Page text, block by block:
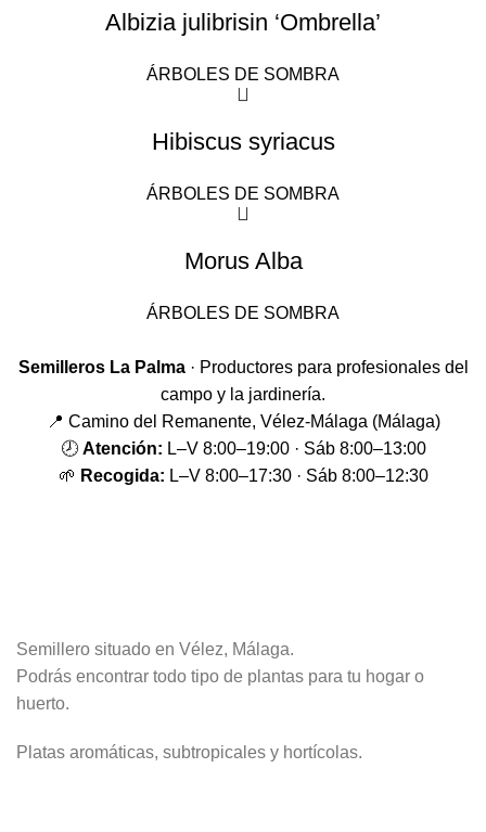
Albizia julibrisin ‘Ombrella’
ÁRBOLES DE SOMBRA
Hibiscus syriacus
ÁRBOLES DE SOMBRA
Morus Alba
ÁRBOLES DE SOMBRA
Semilleros La Palma· Productores para profesionales del
campo y la jardinería.
📍 Camino del Remanente, Vélez-Málaga (Málaga)
🕗 Atención: L–V 8:00–19:00 · Sáb 8:00–13:00
🌱 Recogida: L–V 8:00–17:30 · Sáb 8:00–12:30
Semillero situado en Vélez, Málaga.
Podrás encontrar todo tipo de plantas para tu hogar o
huerto.
Platas aromáticas, subtropicales y hortícolas.